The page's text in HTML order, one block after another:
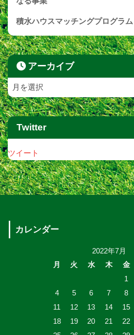
積水ハウスマッチングプログラム
アーカイブ
Twitter
ツイート
カレンダー
2022年7月
月
火 水 木 金
1
4
5 6 7 8
11
12 13 14 15
18
19 20 21 22